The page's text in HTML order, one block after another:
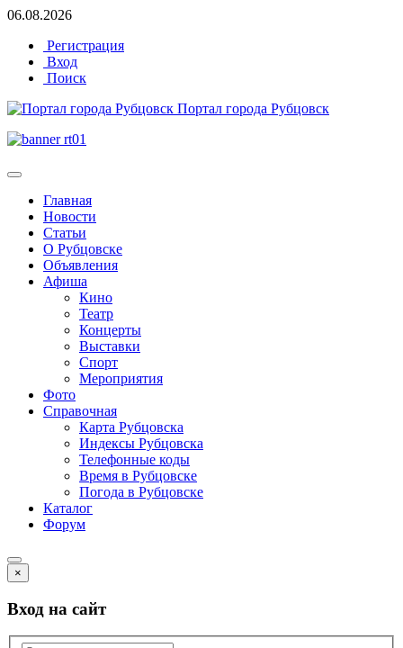
06.08.2026
Регистрация
Вход
Поиск
Портал города Рубцовск
Главная
Новости
Статьи
О Рубцовске
Объявления
Афиша
Кино
Театр
Концерты
Выставки
Спорт
Мероприятия
Фото
Справочная
Карта Рубцовска
Индексы Рубцовска
Телефонные коды
Время в Рубцовске
Погода в Рубцовске
Каталог
Форум
×
Вход на сайт